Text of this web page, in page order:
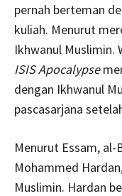
pernah berteman
kuliah. Menurut
Ikhwanul Muslimin.
ISIS Apocalypse
dengan Ikhwanul
pascasarjana
Menurut Essam,
Mohammed
Muslimin. Hardan